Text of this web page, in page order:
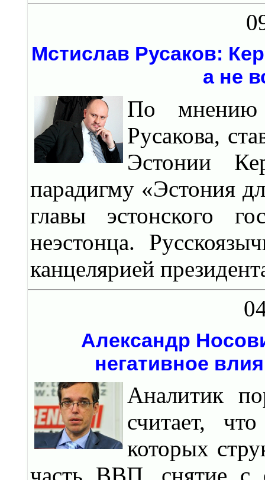
Мстислав Русаков:
а не
По мнению
Русакова,
Эстонии
парадигму «Эстония
главы эстонского
неэстонца.
канцелярией
Александр
негативное
Аналитик
считает,
которых